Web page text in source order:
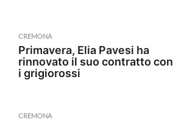
CREMONA
Primavera, Elia Pavesi ha
rinnovato il suo contratto con
i grigiorossi
CREMONA